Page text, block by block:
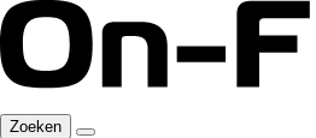
Zoeken